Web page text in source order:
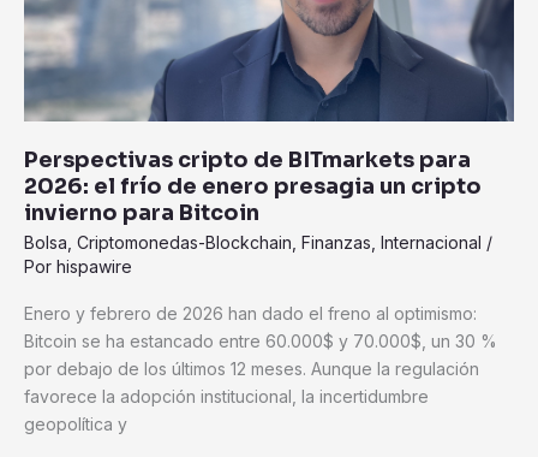
Perspectivas cripto de BITmarkets para
2026: el frío de enero presagia un cripto
invierno para Bitcoin
Bolsa Criptomonedas-Blockchain Finanzas Internacional /
Por hispawire
Enero y febrero de 2026 han dado el freno al optimismo:
Bitcoin se ha estancado entre 60.000$ y 70.000$, un 30 %
por debajo de los últimos 12 meses. Aunque la regulación
favorece la adopción institucional, la incertidumbre
geopolítica y
frío
enero
presagia
un
cripto
invierno
para
Bitcoin